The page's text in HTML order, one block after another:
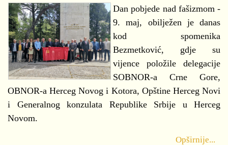
Dan pobjede nad fašizmom -
9. maj, obilježen je danas
kod spomenika
Bezmetković, gdje su
vijence položile delegacije
SOBNOR-a Crne Gore,
OBNOR-a Herceg Novog i Kotora, Opštine Herceg Novi
i Generalnog konzulata Republike Srbije u Herceg
Novom.
Opširnije...